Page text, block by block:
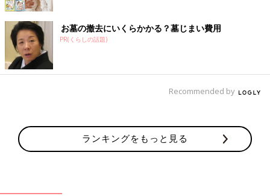
お墓の撤去にいくらかかる？墓じまい費用
PR(くらしの話題)
Recommended by
ランキングをもっと見る